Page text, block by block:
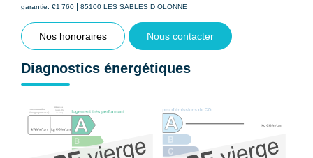
garantie: €1 760 | 85100 LES SABLES D OLONNE
Nos honoraires Nous contacter
Diagnostics énergétiques